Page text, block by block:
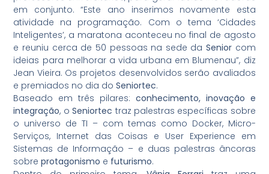
em conjunto. “Este ano inserimos novamente esta
atividade na programação. Com o tema ‘Cidades
Inteligentes’, a maratona aconteceu no final de agosto
e reuniu cerca de 50 pessoas na sede da Senior com
ideias para melhorar a vida urbana em Blumenau”, diz
Jean Vieira. Os projetos desenvolvidos serão avaliados
e premiados no dia doSeniortec.
Baseado em três pilares: conhecimento, inovação e
integração, oSeniortec traz palestras específicas sobre
o universo de TI – com temas como Docker, Micro-
Serviços, Internet das Coisas e User Experience em
Sistemas de Informação – e duas palestras âncoras
sobreprotagonismo e futurismo.